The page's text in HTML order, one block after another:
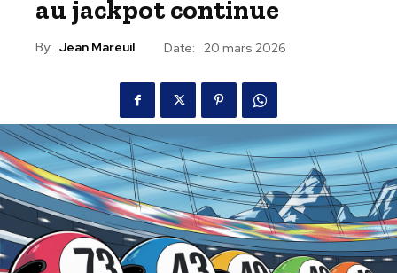
au jackpot continue
By: Jean Mareuil Date: 20 mars 2026